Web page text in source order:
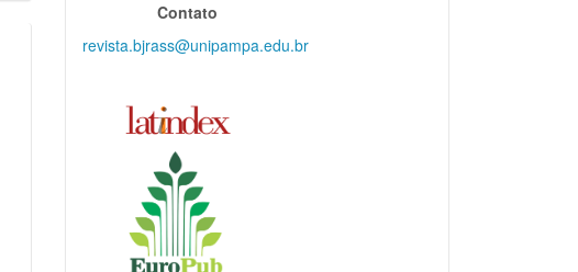
Contato
revista.bjrass@unipampa.edu.br